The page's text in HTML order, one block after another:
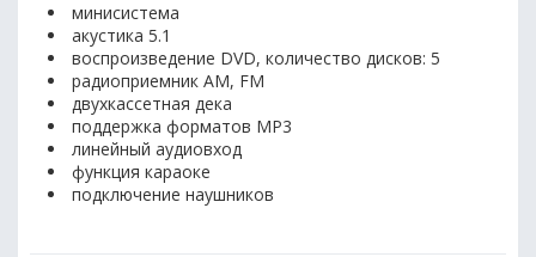
минисистема
акустика 5.1
воспроизведение DVD, количество дисков: 5
радиоприемник AM, FM
двухкассетная дека
поддержка форматов MP3
линейный аудиовход
функция караоке
подключение наушников